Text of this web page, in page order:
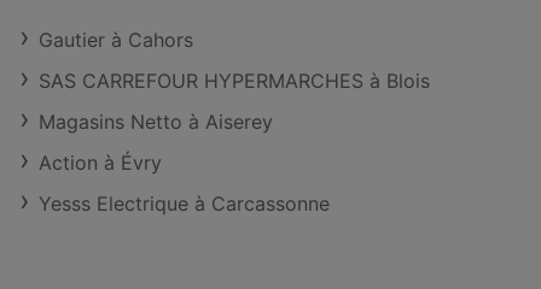
Gautier à Cahors
SAS CARREFOUR HYPERMARCHES à Blois
Magasins Netto à Aiserey
Action à Évry
Yesss Electrique à Carcassonne